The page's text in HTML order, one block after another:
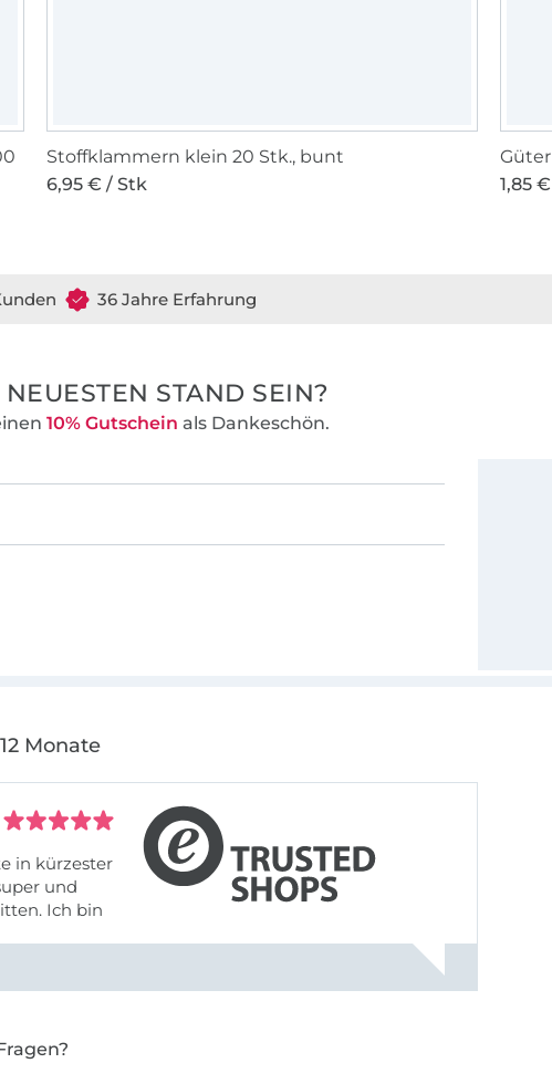
Stoffklammern klein 20 Stk., bunt
6,95 € / Stk
1,85
36 Jahre Erfahrung
STAND SEIN?
10% Gutschein als Dankeschön.
Monate
in kürzester
Ich bin